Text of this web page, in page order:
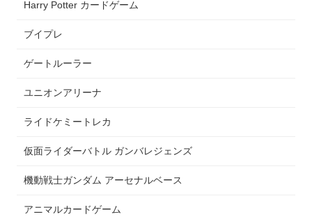
Harry Potter カードゲーム
ブイプレ
ゲートルーラー
ユニオンアリーナ
ライドケミートレカ
仮面ライダーバトル ガンバレジェンズ
機動戦士ガンダム アーセナルベース
アニマルカードゲーム